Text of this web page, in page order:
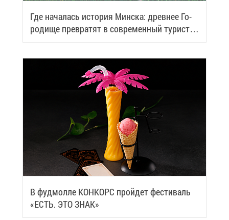
Где на­ча­лась ис­то­рия Мин­ска: древ­нее Го­
ро­ди­ще пре­вра­тят в со­вре­мен­ный ту­ри­сти­
че­ский центр
В фуд­мол­ле КОН­КОРС прой­дет фе­сти­валь
«ЕСТЬ. ЭТО ЗНАК»